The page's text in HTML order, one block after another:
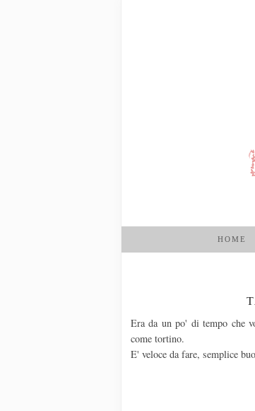
HOME
Era da un po' di tempo che
come tortino.
E' veloce da fare, semplice